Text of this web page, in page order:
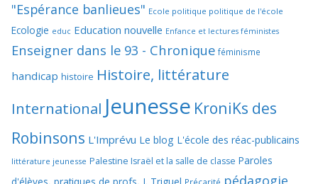
"Espérance banlieues" Ecole politique politique de l'école
Ecologie educ Education nouvelle Enfance et lectures féministes
Enseigner dans le 93 - Chronique féminisme
handicap histoire Histoire, littérature
International Jeunesse KroniKs des
Robinsons L'Imprévu Le blog L'école des réac-publicains
littérature jeunesse Palestine Israël et la salle de classe Paroles